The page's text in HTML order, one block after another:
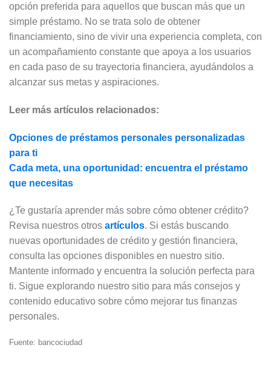
opción preferida para aquellos que buscan más que un
simple préstamo. No se trata solo de obtener
financiamiento, sino de vivir una experiencia completa, con
un acompañamiento constante que apoya a los usuarios
en cada paso de su trayectoria financiera, ayudándolos a
alcanzar sus metas y aspiraciones.
Leer más artículos relacionados:
Opciones de préstamos personales personalizadas
para ti
Cada meta, una oportunidad: encuentra el préstamo
que necesitas
¿Te gustaría aprender más sobre cómo obtener crédito?
Revisa nuestros otros artículos. Si estás buscando
nuevas oportunidades de crédito y gestión financiera,
consulta las opciones disponibles en nuestro sitio.
Mantente informado y encuentra la solución perfecta para
ti. Sigue explorando nuestro sitio para más consejos y
contenido educativo sobre cómo mejorar tus finanzas
personales.
Fuente: bancociudad